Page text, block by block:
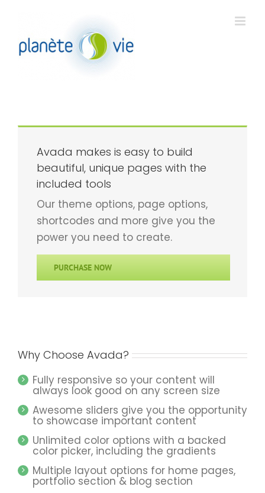
contenu
Avada makes is easy to build
beautiful, unique pages with the
included tools
Our theme options, page options,
shortcodes and more give you the
power you need to create.
PURCHASE NOW
Why Choose Avada?
Fully responsive so your content will
always look good on any screen size
Awesome sliders give you the opportunity
to showcase important content
Unlimited color options with a backed
color picker, including the gradients
Multiple layout options for home pages,
portfolio section & blog section